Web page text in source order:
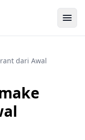
dari Awal